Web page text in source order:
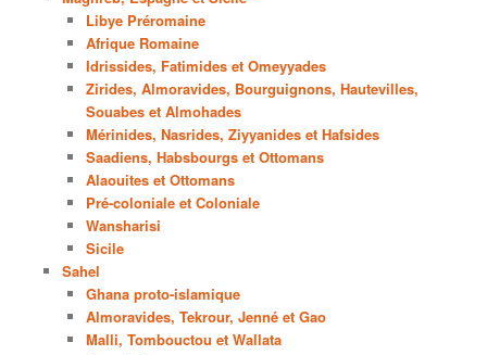
Libye Préromaine
Afrique Romaine
Idrissides, Fatimides et Omeyyades
Zirides, Almoravides, Bourguignons, Hautevilles,
Souabes et Almohades
Mérinides, Nasrides, Ziyyanides et Hafsides
Saadiens, Habsbourgs et Ottomans
Alaouites et Ottomans
Pré-coloniale et Coloniale
Wansharisi
Sicile
Sahel
Ghana proto-islamique
Almoravides, Tekrour, Jenné et Gao
Malli, Tombouctou et Wallata